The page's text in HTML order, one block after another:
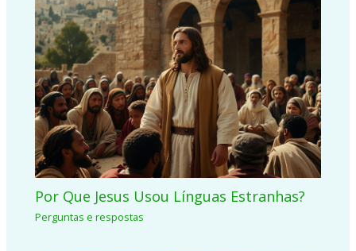
Por Que Jesus Usou Línguas Estranhas?
Perguntas e respostas